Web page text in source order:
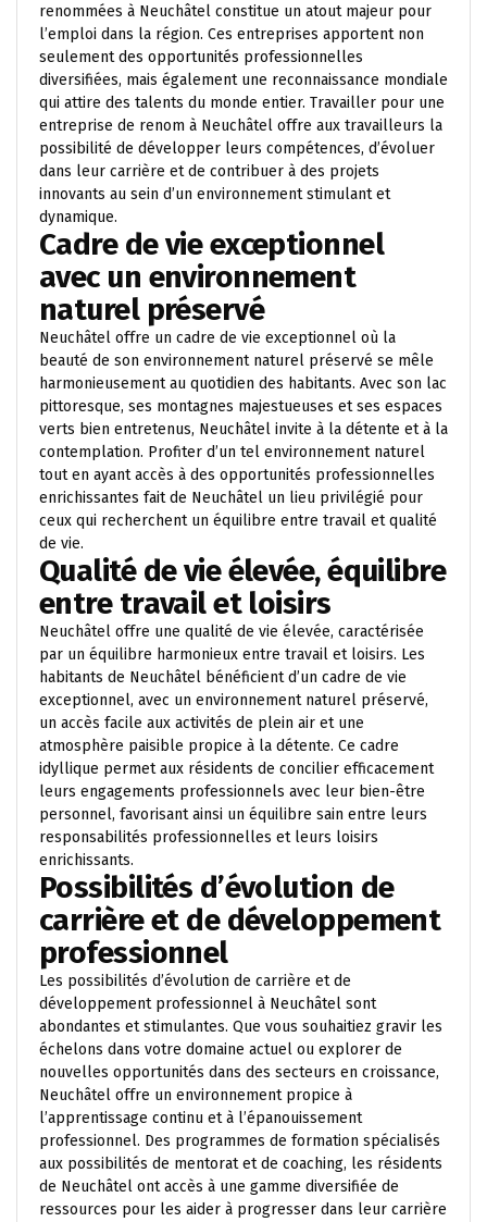
renommées à Neuchâtel constitue un atout majeur pour
l’emploi dans la région. Ces entreprises apportent non
seulement des opportunités professionnelles
diversifiées, mais également une reconnaissance mondiale
qui attire des talents du monde entier. Travailler pour une
entreprise de renom à Neuchâtel offre aux travailleurs la
possibilité de développer leurs compétences, d’évoluer
dans leur carrière et de contribuer à des projets
innovants au sein d’un environnement stimulant et
dynamique.
Cadre de vie exceptionnel
avec un environnement
naturel préservé
Neuchâtel offre un cadre de vie exceptionnel où la
beauté de son environnement naturel préservé se mêle
harmonieusement au quotidien des habitants. Avec son lac
pittoresque, ses montagnes majestueuses et ses espaces
verts bien entretenus, Neuchâtel invite à la détente et à la
contemplation. Profiter d’un tel environnement naturel
tout en ayant accès à des opportunités professionnelles
enrichissantes fait de Neuchâtel un lieu privilégié pour
ceux qui recherchent un équilibre entre travail et qualité
de vie.
Qualité de vie élevée, équilibre
entre travail et loisirs
Neuchâtel offre une qualité de vie élevée, caractérisée
par un équilibre harmonieux entre travail et loisirs. Les
habitants de Neuchâtel bénéficient d’un cadre de vie
exceptionnel, avec un environnement naturel préservé,
un accès facile aux activités de plein air et une
atmosphère paisible propice à la détente. Ce cadre
idyllique permet aux résidents de concilier efficacement
leurs engagements professionnels avec leur bien-être
personnel, favorisant ainsi un équilibre sain entre leurs
responsabilités professionnelles et leurs loisirs
enrichissants.
Possibilités d’évolution de
carrière et de développement
professionnel
Les possibilités d’évolution de carrière et de
développement professionnel à Neuchâtel sont
abondantes et stimulantes. Que vous souhaitiez gravir les
échelons dans votre domaine actuel ou explorer de
nouvelles opportunités dans des secteurs en croissance,
Neuchâtel offre un environnement propice à
l’apprentissage continu et à l’épanouissement
professionnel. Des programmes de formation spécialisés
aux possibilités de mentorat et de coaching, les résidents
de Neuchâtel ont accès à une gamme diversifiée de
ressources pour les aider à progresser dans leur carrière